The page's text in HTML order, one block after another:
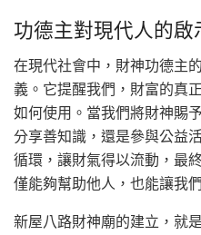
功德主對現代人的啟
在現代社會中，財神功德主
義。它提醒我們，財富的真
如何使用。當我們將財神賜
分享善知識，還是參與公益
循環，讓財氣得以流動，最
僅能夠幫助他人，也能讓我
新屋八路財神廟的建立，就